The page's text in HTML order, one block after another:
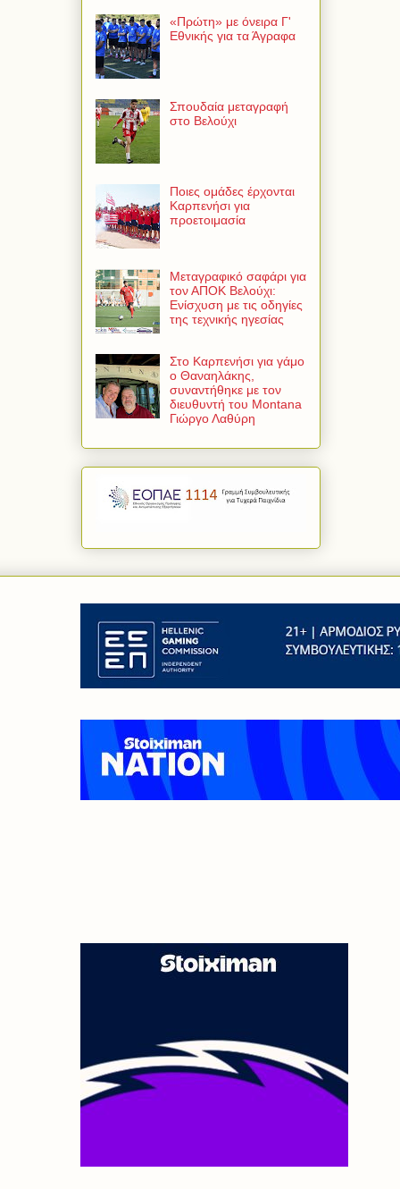
«Πρώτη» με όνειρα Γ'
Εθνικής για τα Άγραφα
Σπουδαία μεταγραφή
στο Βελούχι
Ποιες ομάδες έρχονται
Καρπενήσι για
προετοιμασία
Μεταγραφικό σαφάρι για
τον ΑΠΟΚ Βελούχι:
Ενίσχυση με τις οδηγίες
της τεχνικής ηγεσίας
Στο Καρπενήσι για γάμο
ο Θαναηλάκης,
συναντήθηκε με τον
διευθυντή του Montana
Γιώργο Λαθύρη